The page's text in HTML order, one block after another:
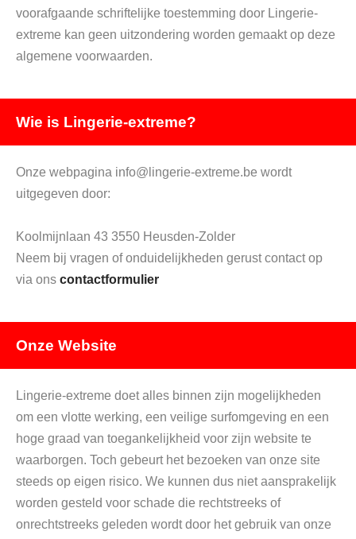
voorafgaande schriftelijke toestemming door Lingerie-
extreme kan geen uitzondering worden gemaakt op deze
algemene voorwaarden.
Wie is Lingerie-extreme?
Onze webpagina info@lingerie-extreme.be wordt
uitgegeven door:
Koolmijnlaan 43 3550 Heusden-Zolder
Neem bij vragen of onduidelijkheden gerust contact op
via ons contactformulier
Onze Website
Lingerie-extreme doet alles binnen zijn mogelijkheden
om een vlotte werking, een veilige surfomgeving en een
hoge graad van toegankelijkheid voor zijn website te
waarborgen. Toch gebeurt het bezoeken van onze site
steeds op eigen risico. We kunnen dus niet aansprakelijk
worden gesteld voor schade die rechtstreeks of
onrechtstreeks geleden wordt door het gebruik van onze